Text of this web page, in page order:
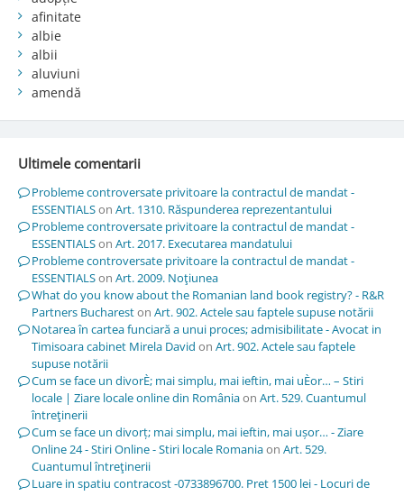
afinitate
albie
albii
aluviuni
amendă
Ultimele comentarii
Probleme controversate privitoare la contractul de mandat -
ESSENTIALSon Art. 1310. Răspunderea reprezentantului
Probleme controversate privitoare la contractul de mandat -
ESSENTIALSon Art. 2017. Executarea mandatului
Probleme controversate privitoare la contractul de mandat -
ESSENTIALSon Art. 2009. Noţiunea
What do you know about the Romanian land book registry? - R&R
Partners Buchareston Art. 902. Actele sau faptele supuse notării
Notarea în cartea funciară a unui proces; admisibilitate - Avocat in
Timisoara cabinet Mirela David on Art. 902. Actele sau faptele
supuse notării
Cum se face un divorÈ; mai simplu, mai ieftin, mai uÈor… – Stiri
locale | Ziare locale online din Româniaon Art. 529. Cuantumul
întreţinerii
Cum se face un divorț; mai simplu, mai ieftin, mai ușor… - Ziare
Online 24 - Stiri Online - Stiri locale Romaniaon Art. 529.
Cuantumul întreţinerii
Luare in spatiu contracost -0733896700. Pret 1500 lei - Locuri de